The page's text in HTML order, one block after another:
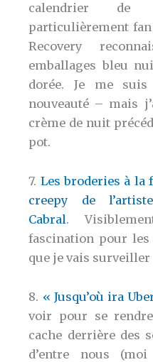
calendrier de
particulièrement
Recovery
emballages bleu
dorée. Je me
nouveauté – mais
crème de nuit
pot.
7. Les broderies à la
creepy de
Cabral.
fascination pour les
que je vais surveiller
8. « Jusqu’où ira
voir pour se
cache derrière des
d’entre nous